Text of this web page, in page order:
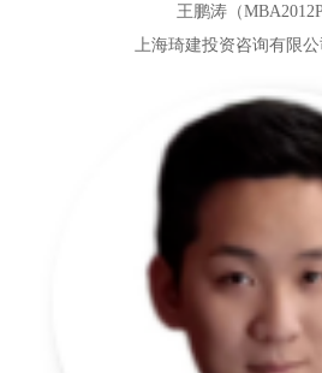
王鹏涛（
上海琦建投资咨询有限